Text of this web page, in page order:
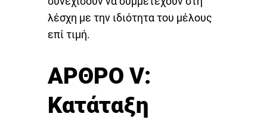
λέσχη με την ιδιότητα του μέλους
επί τιμή.
ΑΡΘΡΟ V:
Κατάταξη